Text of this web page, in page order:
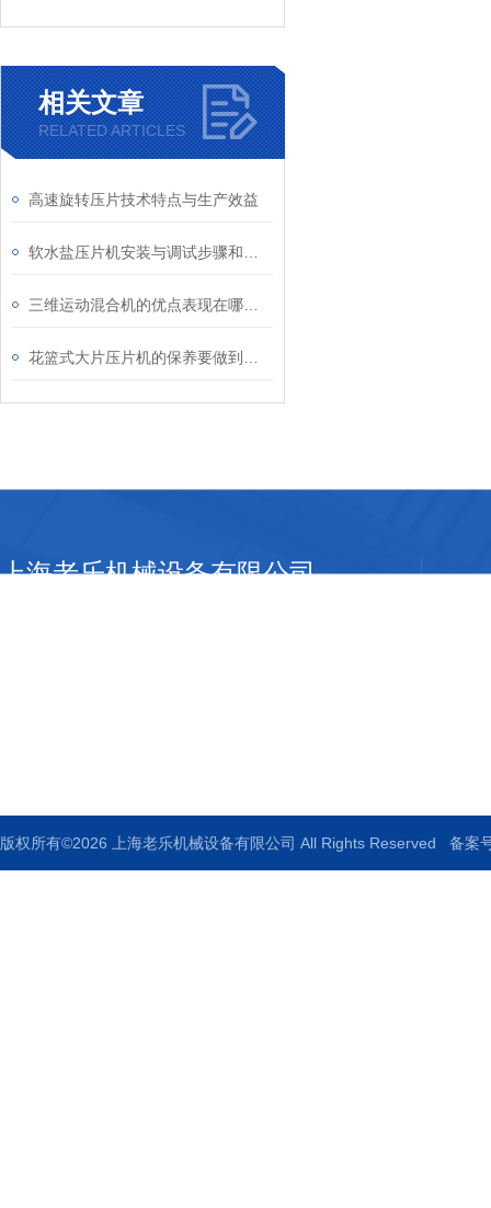
相关文章
RELATED ARTICLES
高速旋转压片技术特点与生产效益
上海老乐机械设备有限公司
版权所有©2026 上海老乐机械设备有限公司 All Rights Reserved 备案